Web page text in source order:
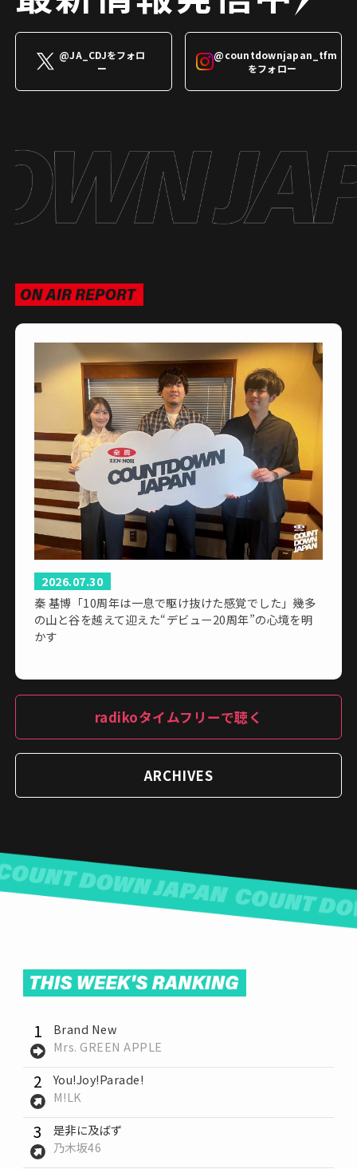
@JA_CDJをフォロ
ー
@countdownjapan_tfm
をフォロー
2026.07.30
秦 基博「10周年は一息で駆け抜けた感覚でした」幾多
の山と谷を越えて迎えた“デビュー20周年”の心境を明
かす
radikoタイムフリーで聴く
ARCHIVES
1
Brand New
Mrs. GREEN APPLE
2
You!Joy!Parade!
M!LK
3
是非に及ばず
乃木坂46